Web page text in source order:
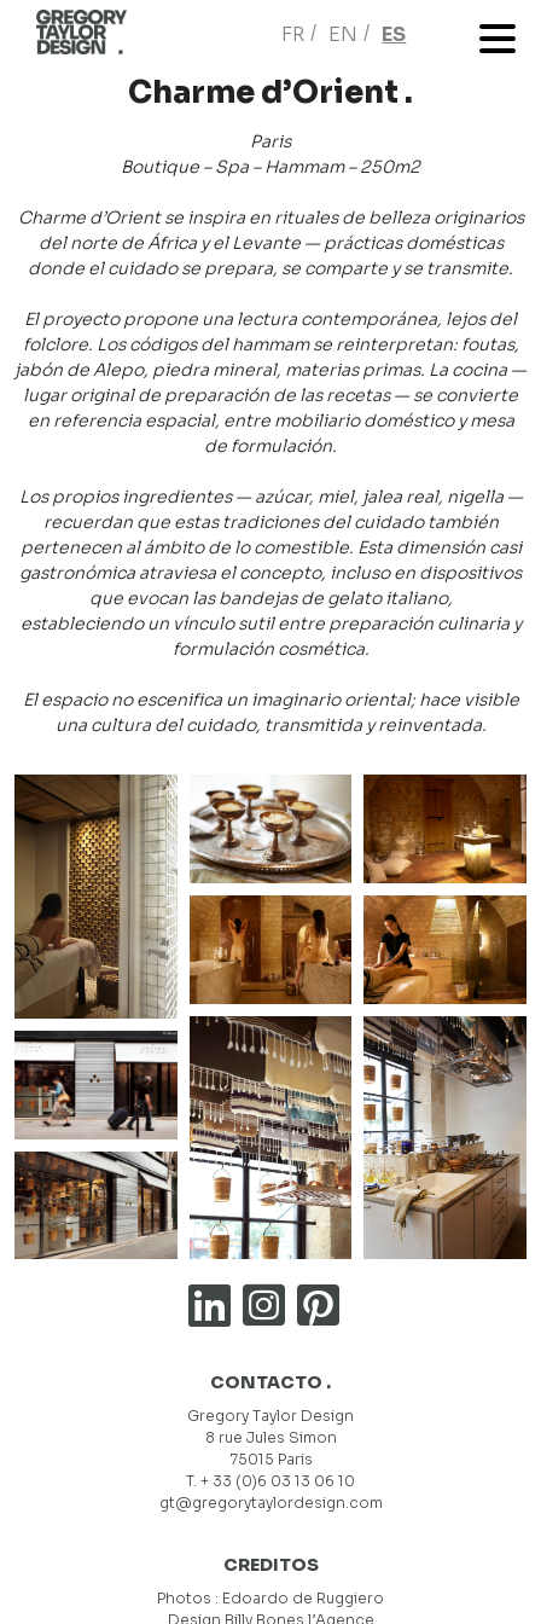
FR EN ES
Charme d’Orient .
Paris
Boutique – Spa – Hammam – 250m2
Charme d’Orient se inspira en rituales de belleza originarios
del norte de África y el Levante — prácticas domésticas
donde el cuidado se prepara, se comparte y se transmite.
El proyecto propone una lectura contemporánea, lejos del
folclore. Los códigos del hammam se reinterpretan: foutas,
jabón de Alepo, piedra mineral, materias primas. La cocina —
lugar original de preparación de las recetas — se convierte
en referencia espacial, entre mobiliario doméstico y mesa
de formulación.
Los propios ingredientes — azúcar, miel, jalea real, nigella —
recuerdan que estas tradiciones del cuidado también
pertenecen al ámbito de lo comestible. Esta dimensión casi
gastronómica atraviesa el concepto, incluso en dispositivos
que evocan las bandejas de gelato italiano,
estableciendo un vínculo sutil entre preparación culinaria y
formulación cosmética.
El espacio no escenifica un imaginario oriental; hace visible
una cultura del cuidado, transmitida y reinventada.
CONTACTO .
Gregory Taylor Design
8 rue Jules Simon
75015 Paris
T. + 33 (0)6 03 13 06 10
gt@gregorytaylordesign.com
CREDITOS
Photos : Edoardo de Ruggiero
Design Billy Bones l’Agence